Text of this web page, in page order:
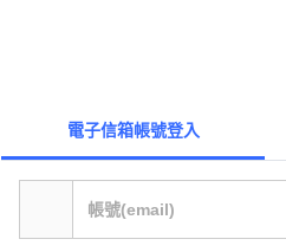
電子信箱帳號登入